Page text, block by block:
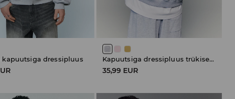
kapuutsiga dressipluus Kapuutsiga dressipluus trükisega seljal
35,99 EUR